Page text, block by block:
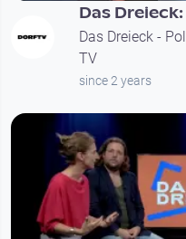
Das
Das Dreieck -
TV
since 2 years